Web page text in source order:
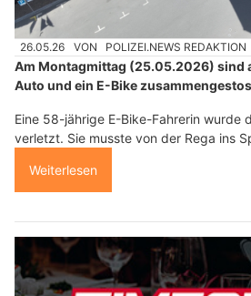
26.05.26 VON POLIZEI.NEWS REDAKTION
Am Montagmittag (25.05.2026) sind
Auto und ein E-Bike
Eine 58-jährige E-Bike-Fahrerin wurde
verletzt. Sie musste von der Rega ins
Weiterlesen